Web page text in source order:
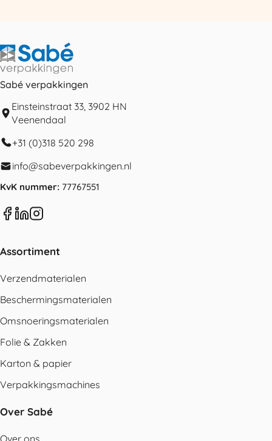
Sabé verpakkingen
Einsteinstraat 33, 3902 HN
Veenendaal
+31 (0)318 520 298
info@sabeverpakkingen.nl
KvK nummer: 77767551
Assortiment
Verzendmaterialen
Beschermingsmaterialen
Omsnoeringsmaterialen
Folie & Zakken
Karton & papier
Verpakkingsmachines
Over Sabé